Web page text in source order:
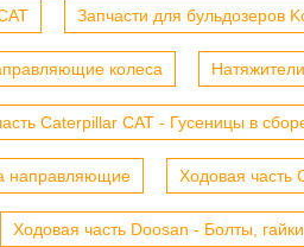
Запчасти для бульдозеров
колеса Натяжители
Caterpillar CAT - Гусеницы в
направляющие Ходовая часть
Ходовая часть Doosan - Болты, гайки